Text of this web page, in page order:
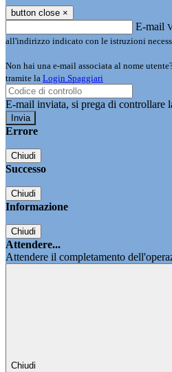
button close ×
E-mail
all'indirizzo indicato con le istruzioni
Non hai una e-mail associata al nome
tramite la Login Spaggiari
E-mail inviata, si prega di controllare
Errore
Chiudi
Successo
Chiudi
Informazione
Chiudi
Attendere...
Attendere il completamento
Chiudi